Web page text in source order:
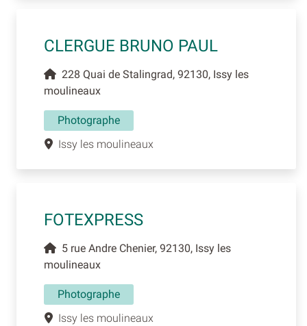
CLERGUE BRUNO PAUL
228 Quai de Stalingrad, 92130, Issy les
moulineaux
Photographe
Issy les moulineaux
FOTEXPRESS
5 rue Andre Chenier, 92130, Issy les
moulineaux
Photographe
Issy les moulineaux